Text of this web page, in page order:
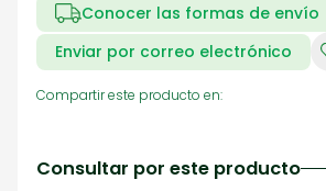
Conocer las formas de envío
Enviar por correo electrónico
Compartir este producto en:
Consultar por este producto